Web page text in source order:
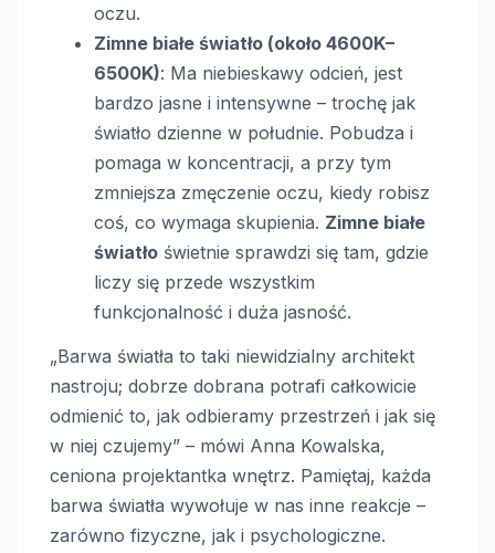
oczu.
Zimne białe światło (około 4600K–
6500K): Ma niebieskawy odcień, jest
bardzo jasne i intensywne – trochę jak
światło dzienne w południe. Pobudza i
pomaga w koncentracji, a przy tym
zmniejsza zmęczenie oczu, kiedy robisz
coś, co wymaga skupienia. Zimne białe
światło świetnie sprawdzi się tam, gdzie
liczy się przede wszystkim
funkcjonalność i duża jasność.
„Barwa światła to taki niewidzialny architekt
nastroju; dobrze dobrana potrafi całkowicie
odmienić to, jak odbieramy przestrzeń i jak się
w niej czujemy” – mówi Anna Kowalska,
ceniona projektantka wnętrz. Pamiętaj, każda
barwa światła wywołuje w nas inne reakcje –
zarówno fizyczne, jak i psychologiczne.